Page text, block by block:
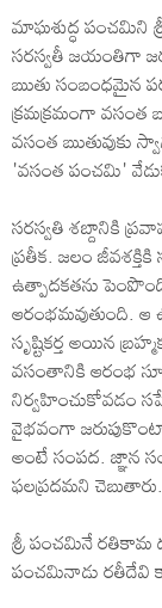
మాఘశుద్ధ
సరస్వతీ జయంతిగా
ఋతు సంబంధమైన
క్రమక్రమంగా
వసంత ఋతువుకు
'వసంత పంచమి'
సరస్వతి శబ్దానికి
ప్రతీక. జలం
ఉత్పాదకతను
ఆరంభమవుతుంది. ఆ
సృష్టికర్త అయిన
వసంతానికి ఆరంభ
నిర్వహించుకోవడం
వైభవంగా
అంటే సంపద. జ్ఞాన
ఫలప్రదమని చెబుతారు.
శ్రీ పంచమినే రతికామ
పంచమినాడు రతీదేవి